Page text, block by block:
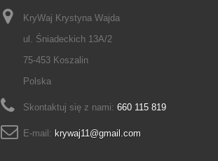
KryWaj Krystyna Wajda
ul. Śniadeckich 13A/2
75-453 Koszalin
Polska
Skontaktuj się z nami: 660 115 819
E-mail: krywaj11@gmail.com